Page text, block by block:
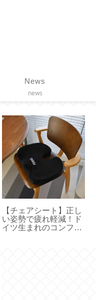
News
news
【チェアシート】正し
い姿勢で疲れ軽減！ド
イツ生まれのコンフォ